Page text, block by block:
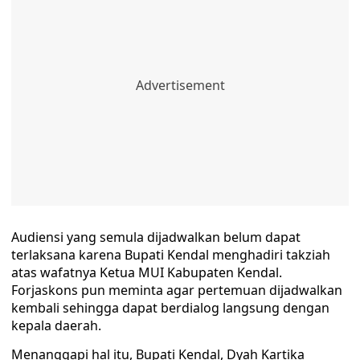
Audiensi yang semula dijadwalkan belum dapat
terlaksana karena Bupati Kendal menghadiri takziah
atas wafatnya Ketua MUI Kabupaten Kendal.
Forjaskons pun meminta agar pertemuan dijadwalkan
kembali sehingga dapat berdialog langsung dengan
kepala daerah.
Menanggapi hal itu, Bupati Kendal, Dyah Kartika